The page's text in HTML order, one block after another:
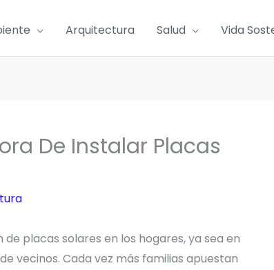
Arquitectura Salud Vida
De Instalar Placas
placas solares en los hogares, ya sea en
vecinos. Cada vez más familias apuestan